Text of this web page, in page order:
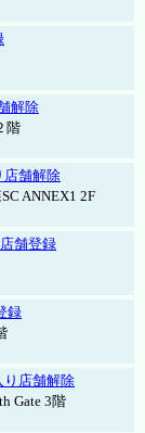
解除
階
店舗解除
ANNEX1 2F
舗登録
録
り店舗解除
Gate 3階